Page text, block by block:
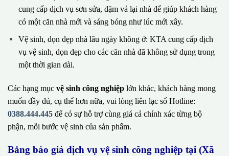
cung cấp dịch vụ sơn sửa, dặm vá lại nhà để giúp khách hàng
có một căn nhà mới và sáng bóng như lúc mới xây.
Vệ sinh, dọn dẹp nhà lâu ngày không ở: KTA cung cấp dịch
vụ vệ sinh, dọn dẹp cho các căn nhà đã không sử dụng trong
một thời gian dài.
Các hạng mục vệ sinh công nghiệp lớn khác, khách hàng mong
muốn đầy đủ, cụ thể hơn nữa, vui lòng liên lạc số Hotline:
0388.444.445 để có sự hỗ trợ cùng giá cả chính xác từng bộ
phận, mỗi bước vệ sinh của sản phẩm.
Bảng báo giá dịch vụ vệ sinh công nghiệp tại (Xã